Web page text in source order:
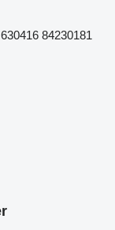
84230181